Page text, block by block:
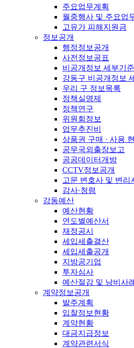
주요업무계획
월중행사 및 주요업
고유가 피해지원금
정보공개
행정정보공개
사전정보공표
비공개정보 세부기준
강동구 비공개정보
우리 구 정보목록
정책실명제
정책연구
위원회정보
업무추진비
상품권 구매 · 사용
공무국외출장보고
공공데이터개방
CCTV정보공개
고문 변호사 및 변리
감사·청렴
강동예산
예산현황
연도별예산서
재정공시
세입세출결산
세입세출공개
지방공기업
투자심사
예산절감 및 낭비사례
계약정보공개
발주계획
입찰정보현황
계약현황
대금지급정보
계약관련서식